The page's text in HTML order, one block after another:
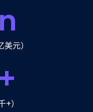
元）
）